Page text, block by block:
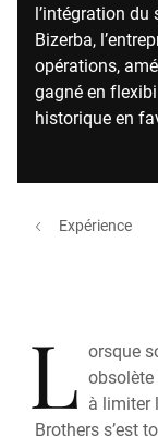
l’intégration du
Bizerba,
opérations,
gagné en
historique en
Expérience
L orsque
à limiter
Brothers s’est